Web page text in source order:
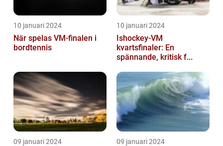
10 januari 2024
När spelas VM-finalen i
bordtennis
10 januari 2024
Ishockey-VM
kvartsfinaler: En
spännande, kritisk f...
09 januari 2024 09 januari 2024